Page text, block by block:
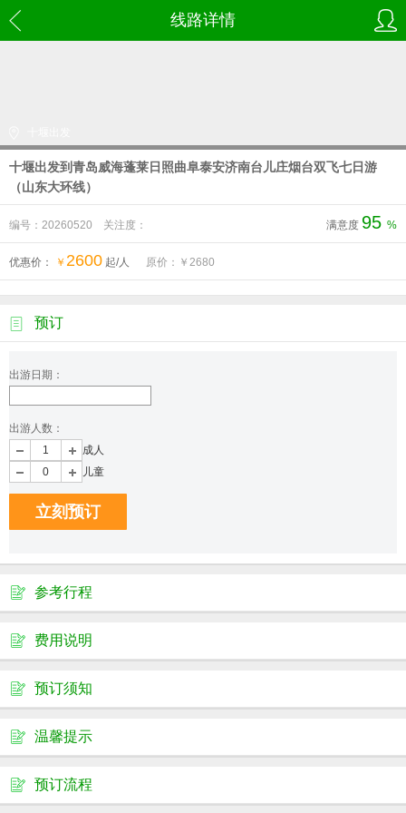
线路详情
十堰出发到青岛威海蓬莱日照曲阜泰安济南台儿庄烟台双飞七日游
（山东大环线）
满意度 95 %
编号：20260520 关注度：
优惠价： ￥ 2600 起/人 原价：￥ 2680
预订
出游日期：
出游人数：
成人
儿童
立刻预订
参考行程
费用说明
预订须知
温馨提示
预订流程